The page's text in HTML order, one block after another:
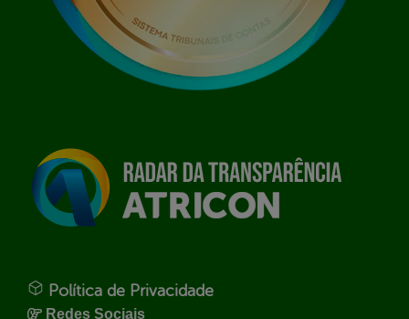
Política de Privacidade
Redes Sociais